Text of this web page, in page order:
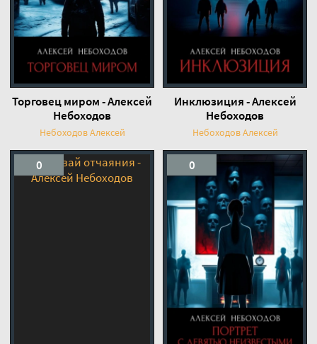
Торговец миром - Алексей
Небоходов
Небоходов Алексей
Инклюзиция - Алексей
Небоходов
Небоходов Алексей
0 0